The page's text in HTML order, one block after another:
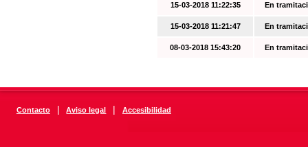
15-03-2018 11:22:35 En
15-03-2018 11:21:47 En
08-03-2018 15:43:20 En
Contacto | Aviso legal | Accesibilidad